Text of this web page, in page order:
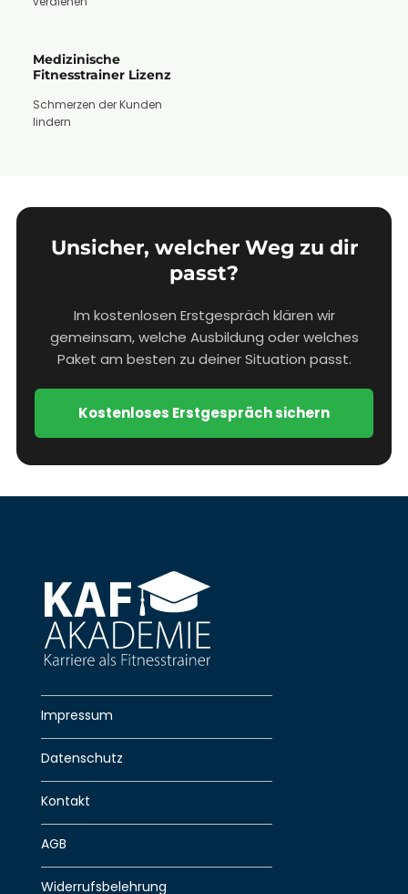
Medizinische
Fitnesstrainer Lizenz
Schmerzen der Kunden
lindern
Unsicher, welcher Weg zu dir
passt?
Im kostenlosen Erstgespräch klären wir
gemeinsam, welche Ausbildung oder welches
Paket am besten zu deiner Situation passt.
Kostenloses Erstgespräch sichern
Impressum
Datenschutz
Kontakt
AGB
Widerrufsbelehrung